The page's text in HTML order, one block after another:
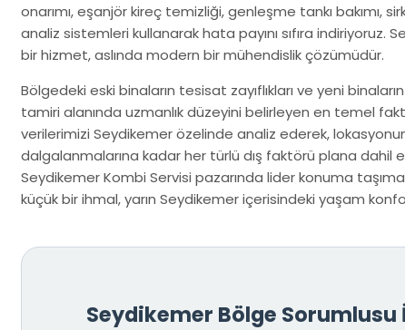
onarımı, eşanjör kireç temizliği, genleşme tankı bakımı,
analiz sistemleri kullanarak hata payını sıfıra indiriyoruz.
bir hizmet, aslında modern bir mühendislik çözümüdür.
Bölgedeki eski binaların tesisat zayıflıkları ve yeni
tamiri alanında uzmanlık düzeyini belirleyen en temel
verilerimizi Seydikemer özelinde analiz ederek,
dalgalanmalarına kadar her türlü dış faktörü plana dahil
Seydikemer Kombi Servisi pazarında lider konuma
küçük bir ihmal, yarın Seydikemer içerisindeki yaşam
Seydikemer Bölge Sorumlusu